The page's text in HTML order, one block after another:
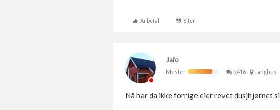
Anbefal Siter
Jafo
Mester
5,416 Langhus
Nå har da ikke forrige eier revet dusjhjørnet